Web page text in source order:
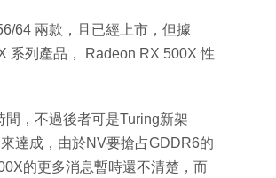
64 兩款，且已經上市，但據
系列產品， Radeon RX 500X 性
，不過後者可是Turing新架
達成，由於NV要搶占GDDR6的
的更多消息暫時還不清楚，而